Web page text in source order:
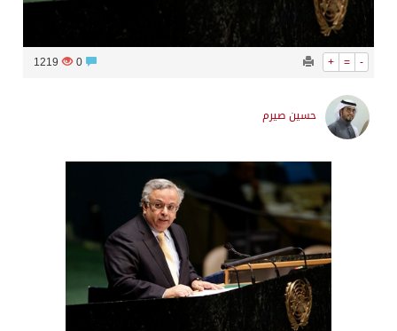
+ = -
1219
حسين صيرم